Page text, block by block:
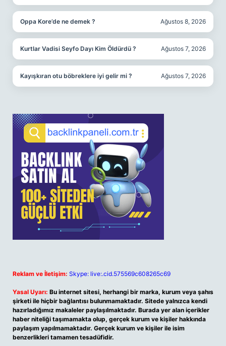
Oppa Kore’de ne demek ? Ağustos 8, 2026
Kurtlar Vadisi Seyfo Dayı Kim Öldürdü ? Ağustos 7, 2026
Kayışkıran otu böbreklere iyi gelir mi ? Ağustos 7, 2026
Reklam ve İletişim: Skype: live:.cid.575569c608265c69
Yasal Uyarı: Bu internet sitesi, herhangi bir marka, kurum veya şahıs
şirketi ile hiçbir bağlantısı bulunmamaktadır. Sitede yalnızca kendi
hazırladığımız makaleler paylaşılmaktadır. Burada yer alan içerikler
haber niteliği taşımamakta olup, gerçek kurum ve kişiler hakkında
paylaşım yapılmamaktadır. Gerçek kurum ve kişiler ile isim
benzerlikleri tamamen tesadüfidir.